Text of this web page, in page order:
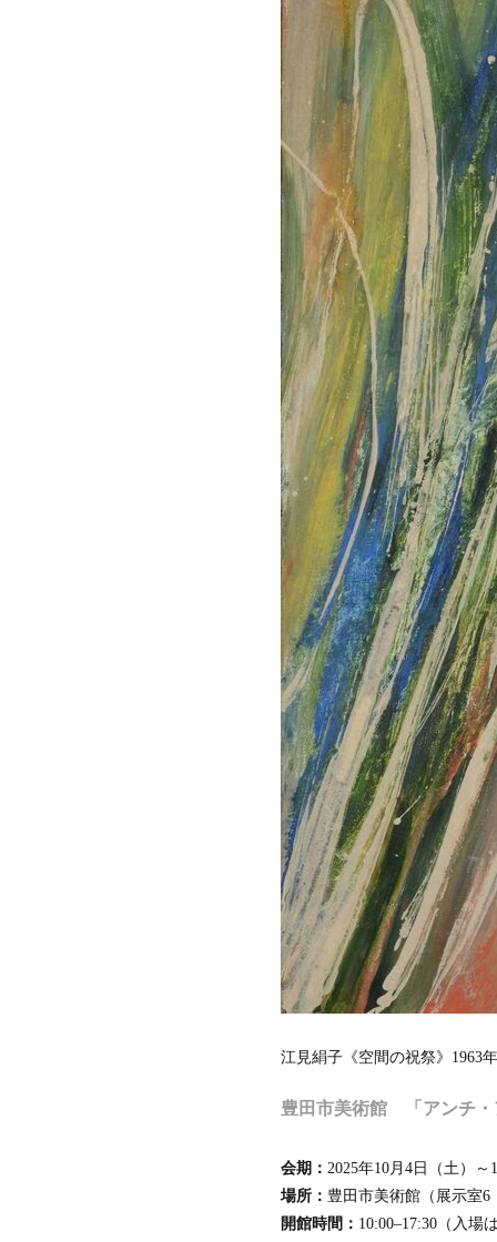
江見絹子《空間の祝祭》1963
豊田市美術館 「アンチ
会期： 2025年10月4日（土）～
場所： 豊田市美術館（展示室6
開館時間： 10:00–17:30（入場